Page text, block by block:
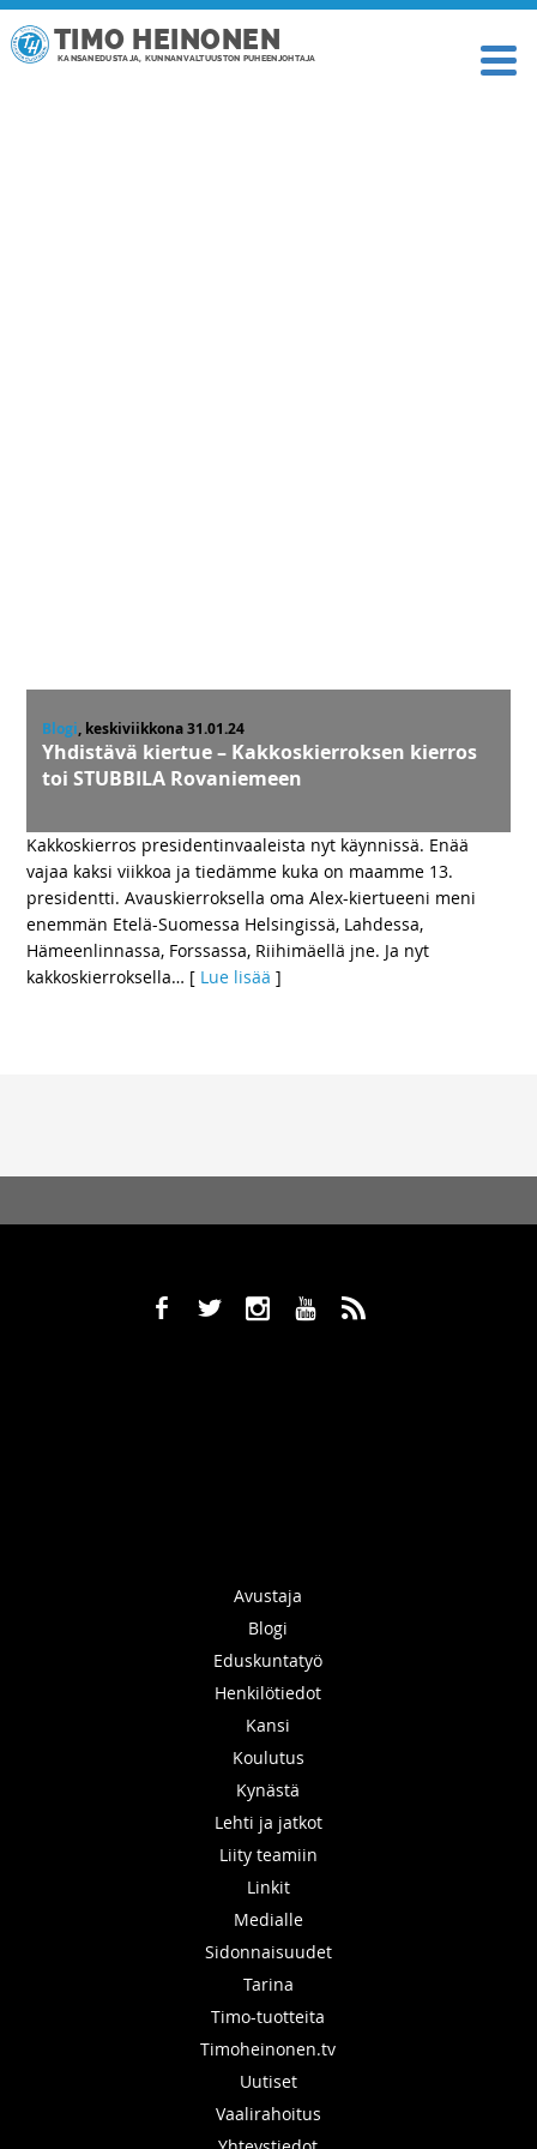
TIMO HEINONEN
KANSANEDUSTAJA, KUNNANVALTUUSTON PUHEENJOHTAJA
Blogi, keskiviikkona 31.01.24
Yhdistävä kiertue – Kakkoskierroksen kierros
toi STUBBILA Rovaniemeen
Kakkoskierros presidentinvaaleista nyt käynnissä. Enää
vajaa kaksi viikkoa ja tiedämme kuka on maamme 13.
presidentti. Avauskierroksella oma Alex-kiertueeni meni
enemmän Etelä-Suomessa Helsingissä, Lahdessa,
Hämeenlinnassa, Forssassa, Riihimäellä jne. Ja nyt
kakkoskierroksella… [ Lue lisää ]
b a x r ,
Avustaja
Blogi
Eduskuntatyö
Henkilötiedot
Kansi
Koulutus
Kynästä
Lehti ja jatkot
Liity teamiin
Linkit
Medialle
Sidonnaisuudet
Tarina
Timo-tuotteita
Timoheinonen.tv
Uutiset
Vaalirahoitus